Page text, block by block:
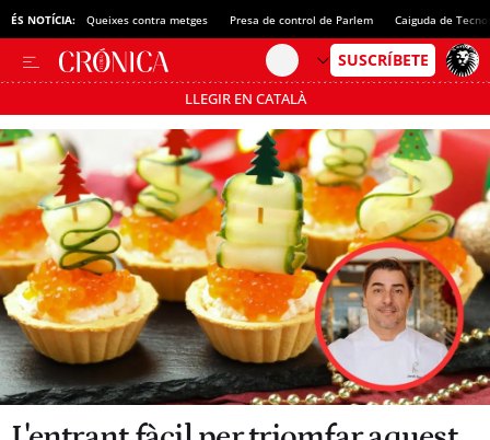
ÉS NOTÍCIA: Queixes contra metges Presa de control de Parlem Caiguda de
LLEGIR EN CATALÀ
Passa’t al mode estalvi